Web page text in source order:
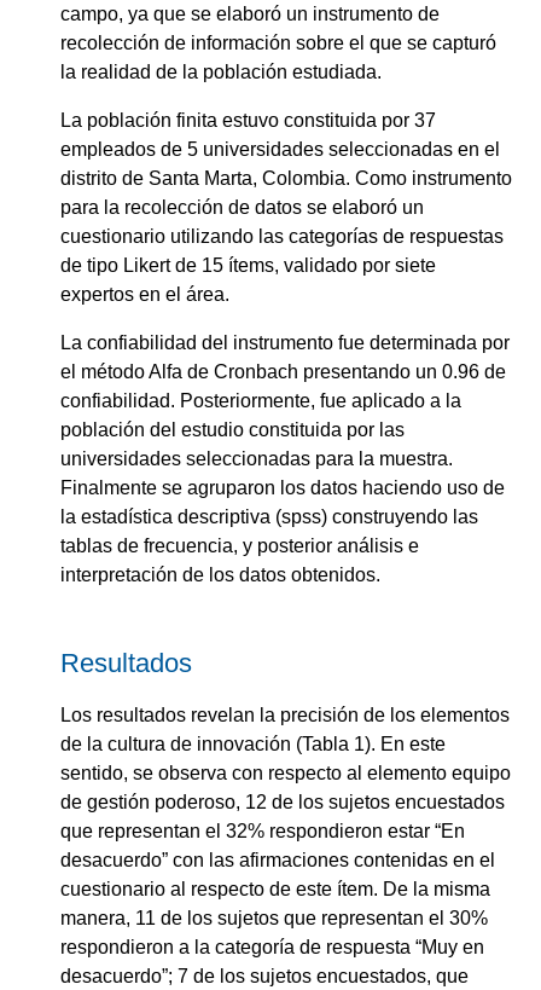
campo, ya que se elaboró un instrumento de
recolección de información sobre el que se capturó
la realidad de la población estudiada.
La población finita estuvo constituida por 37
empleados de 5 universidades seleccionadas en el
distrito de Santa Marta, Colombia. Como instrumento
para la recolección de datos se elaboró un
cuestionario utilizando las categorías de respuestas
de tipo Likert de 15 ítems, validado por siete
expertos en el área.
La confiabilidad del instrumento fue determinada por
el método Alfa de Cronbach presentando un 0.96 de
confiabilidad. Posteriormente, fue aplicado a la
población del estudio constituida por las
universidades seleccionadas para la muestra.
Finalmente se agruparon los datos haciendo uso de
la estadística descriptiva (spss) construyendo las
tablas de frecuencia, y posterior análisis e
interpretación de los datos obtenidos.
Resultados
Los resultados revelan la precisión de los elementos
de la cultura de innovación (Tabla 1). En este
sentido, se observa con respecto al elemento equipo
de gestión poderoso, 12 de los sujetos encuestados
que representan el 32% respondieron estar “En
desacuerdo” con las afirmaciones contenidas en el
cuestionario al respecto de este ítem. De la misma
manera, 11 de los sujetos que representan el 30%
respondieron a la categoría de respuesta “Muy en
desacuerdo”; 7 de los sujetos encuestados, que